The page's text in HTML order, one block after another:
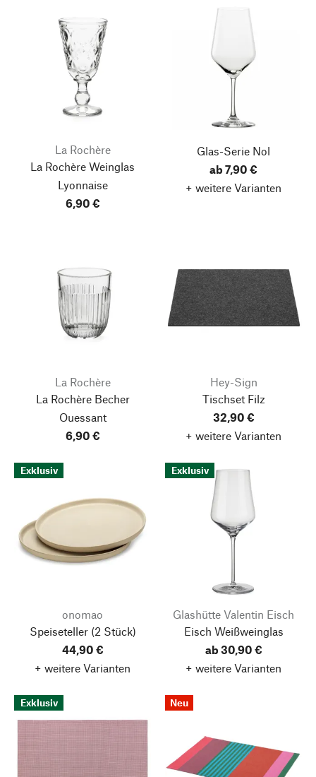
La Rochère
La Rochère Weinglas
Lyonnaise
6,90 €
Glas-Serie Nol
ab 7,90 €
+ weitere Varianten
La Rochère
La Rochère Becher
Ouessant
6,90 €
Hey-Sign
Tischset Filz
32,90 €
+ weitere Varianten
Exklusiv
onomao
Speiseteller(2 Stück)
44,90 €
+ weitere Varianten
Exklusiv
Glashütte Valentin Eisch
Eisch Weißweinglas
ab 30,90 €
+ weitere Varianten
Exklusiv Neu